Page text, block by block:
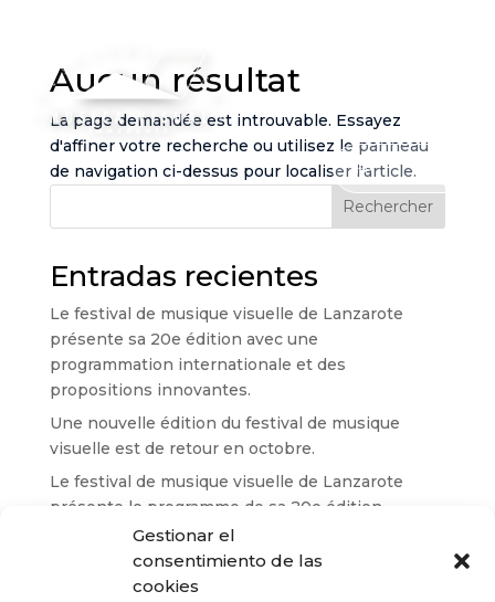
Gestionar el
consentimiento de las
cookies
FR
Aucun résultat
La page demandée est introuvable. Essayez
d'affiner votre recherche ou utilisez le panneau
de navigation ci-dessus pour localiser l'article.
Rechercher
Entradas recientes
Le festival de musique visuelle de Lanzarote
présente sa 20e édition avec une
programmation internationale et des
propositions innovantes.
Une nouvelle édition du festival de musique
visuelle est de retour en octobre.
Le festival de musique visuelle de Lanzarote
présente le programme de sa 20e édition
Le festival de musique visuelle de Lanzarote
revient en octobre pour sa 20e édition,
consolidant ainsi son rayonnement international.